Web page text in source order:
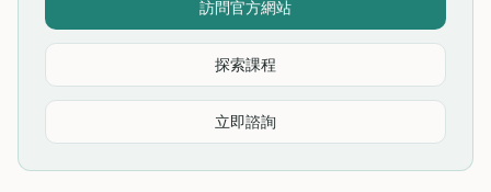
訪問官方網站
探索課程
立即諮詢